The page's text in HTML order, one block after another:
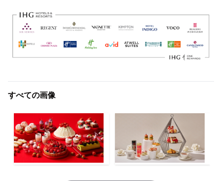
すべての画像